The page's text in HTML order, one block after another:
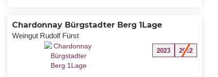
Chardonnay Bürgstadter Berg 1Lage
Weingut Rudolf Fürst
2023 2022